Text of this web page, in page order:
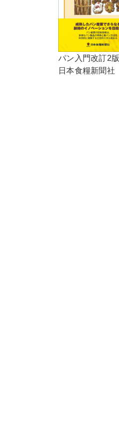
パン入門改訂2版
日本食糧新聞社